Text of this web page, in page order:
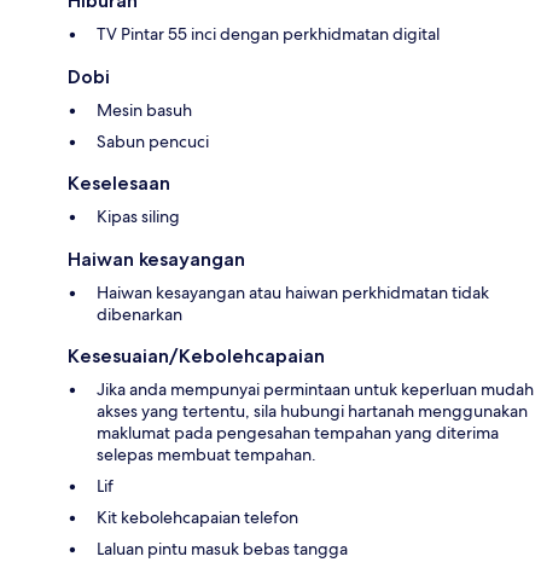
TV Pintar 55 inci dengan perkhidmatan digital
Dobi
Mesin basuh
Sabun pencuci
Keselesaan
Kipas siling
Haiwan kesayangan
Haiwan kesayangan atau haiwan perkhidmatan tidak
dibenarkan
Kesesuaian/Kebolehcapaian
Jika anda mempunyai permintaan untuk keperluan mudah
akses yang tertentu, sila hubungi hartanah menggunakan
maklumat pada pengesahan tempahan yang diterima
selepas membuat tempahan.
Lif
Kit kebolehcapaian telefon
Laluan pintu masuk bebas tangga